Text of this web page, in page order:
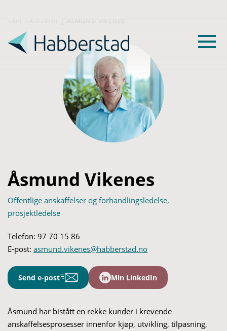
Åsmund Vikenes
Offentlige anskaffelser og forhandlingsledelse,
prosjektledelse
Telefon: 97 70 15 86
E-post: asmund.vikenes@habberstad.no
Send e-post Min LinkedIn
Åsmund har bistått en rekke kunder i krevende
anskaffelsesprosesser innenfor kjøp, utvikling, tilpasning,